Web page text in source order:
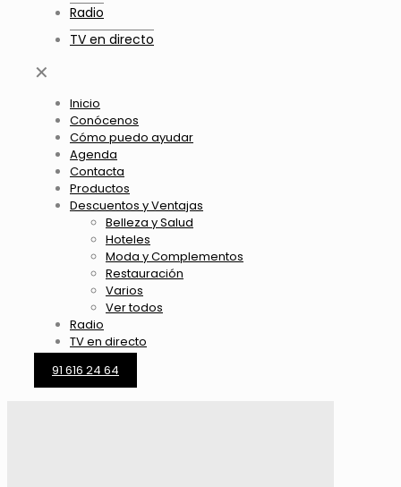
Radio
TV en directo
✕
Inicio
Conócenos
Cómo puedo ayudar
Agenda
Contacta
Productos
Descuentos y Ventajas
Belleza y Salud
Hoteles
Moda y Complementos
Restauración
Varios
Ver todos
Radio
TV en directo
91 616 24 64